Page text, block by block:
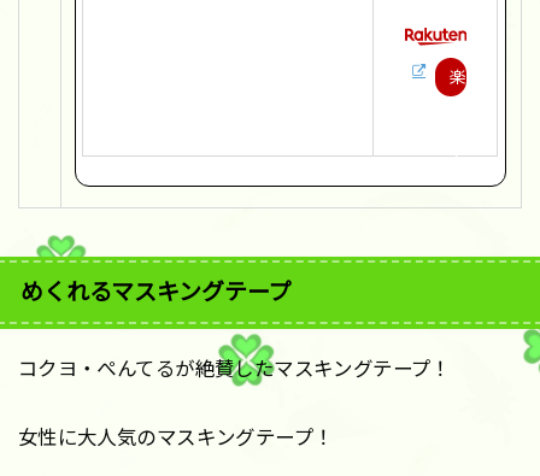
楽
で
購
めくれるマスキングテープ
コクヨ・ぺんてるが絶賛したマスキングテープ！
女性に大人気のマスキングテープ！